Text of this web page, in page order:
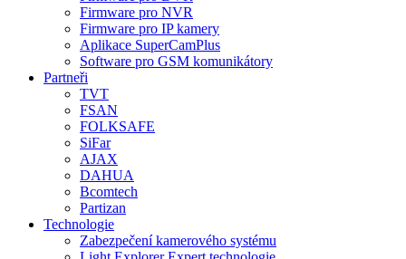
Firmware pro NVR
Firmware pro IP kamery
Aplikace SuperCamPlus
Software pro GSM komunikátory
Partneři
TVT
FSAN
FOLKSAFE
SiFar
AJAX
DAHUA
Bcomtech
Partizan
Technologie
Zabezpečení kamerového systému